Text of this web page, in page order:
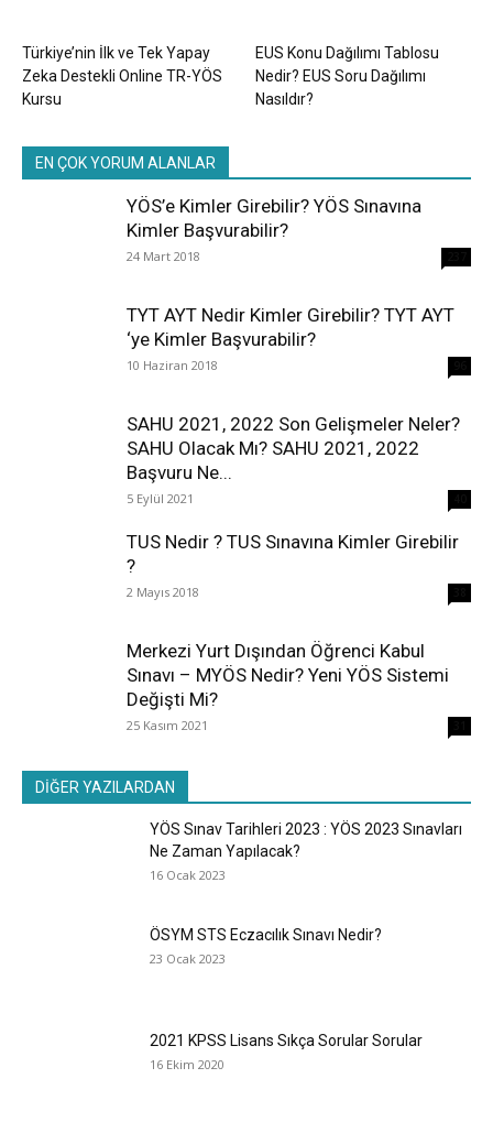
Türkiye’nin İlk ve Tek Yapay
Zeka Destekli Online TR-YÖS
Kursu
EUS Konu Dağılımı Tablosu
Nedir? EUS Soru Dağılımı
Nasıldır?
EN ÇOK YORUM ALANLAR
YÖS’e Kimler Girebilir? YÖS Sınavına
Kimler Başvurabilir?
24 Mart 2018
TYT AYT Nedir Kimler Girebilir? TYT AYT
‘ye Kimler Başvurabilir?
10 Haziran 2018
SAHU 2021, 2022 Son Gelişmeler Neler?
SAHU Olacak Mı? SAHU 2021, 2022
Başvuru Ne...
5 Eylül 2021
TUS Nedir ? TUS Sınavına Kimler Girebilir
?
2 Mayıs 2018
Merkezi Yurt Dışından Öğrenci Kabul
Sınavı – MYÖS Nedir? Yeni YÖS Sistemi
Değişti Mi?
25 Kasım 2021
DİĞER YAZILARDAN
YÖS Sınav Tarihleri 2023 : YÖS 2023 Sınavları
Ne Zaman Yapılacak?
16 Ocak 2023
ÖSYM STS Eczacılık Sınavı Nedir?
23 Ocak 2023
2021 KPSS Lisans Sıkça Sorular Sorular
16 Ekim 2020